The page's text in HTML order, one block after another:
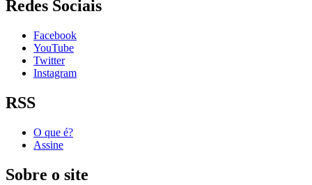
Redes Sociais
Facebook
YouTube
Twitter
Instagram
RSS
O que é?
Assine
Sobre o site